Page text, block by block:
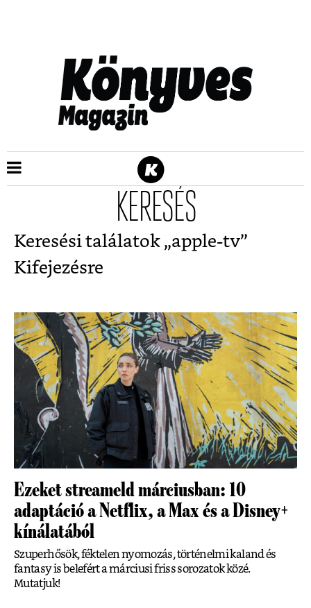
KERESÉS
Keresési találatok „apple-tv”
Kifejezésre
Ezeket streameld márciusban: 10
adaptáció a Netflix, a Max és a Disney+
kínálatából
Szuperhősök, féktelen nyomozás, történelmi kaland és
fantasy is belefért a márciusi friss sorozatok közé.
Mutatjuk!